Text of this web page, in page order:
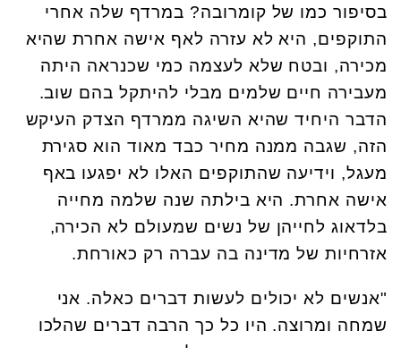
בסיפור כמו של קומרובה? במרדף שלה אחרי
התוקפים, היא לא עזרה לאף אישה אחרת שהיא
מכירה, ובטח שלא לעצמה כמי שכנראה היתה
מעבירה חיים שלמים מבלי להיתקל בהם שוב.
הדבר היחיד שהיא השיגה ממרדף הצדק העיקש
הזה, שגבה ממנה מחיר כבד מאוד הוא סגירת
מעגל, וידיעה שהתוקפים האלו לא יפגעו באף
אישה אחרת. היא בילתה שנה שלמה מחייה
בלדאוג לחייהן של נשים שמעולם לא הכירה,
אזרחיות של מדינה בה עברה רק כאורחת.
"אנשים לא יכולים לעשות דברים כאלה. אני
שמחה ומרוצה. היו כל כך הרבה דברים שהלכו